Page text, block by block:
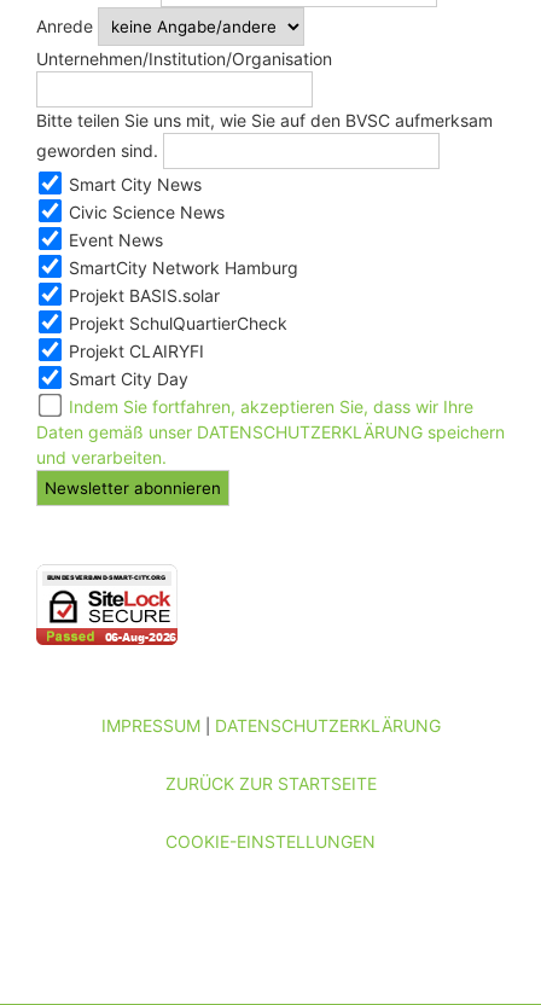
Anrede
Unternehmen/Institution/Organisation
Bitte teilen Sie uns mit, wie Sie auf den BVSC aufmerksam
geworden sind.
Smart City News
Civic Science News
Event News
SmartCity Network Hamburg
Projekt BASIS.solar
Projekt SchulQuartierCheck
Projekt CLAIRYFI
Smart City Day
Indem Sie fortfahren, akzeptieren Sie, dass wir Ihre
Daten gemäß unser DATENSCHUTZERKLÄRUNG speichern
und verarbeiten.
IMPRESSUM| DATENSCHUTZERKLÄRUNG
ZURÜCK ZUR STARTSEITE
COOKIE-EINSTELLUNGEN